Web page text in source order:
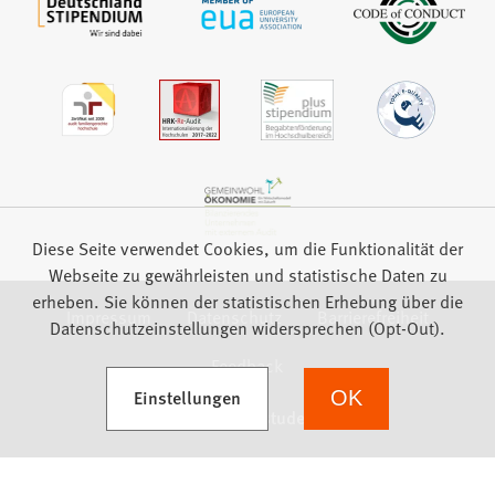
Impressum Datenschutz
Barrierefreiheit
Feedback
Diese Seite verwendet Cookies, um die Funktionalität der
Webseite zu gewährleisten und statistische Daten zu
erheben. Sie können der statistischen Erhebung über die
Datenschutzeinstellungen widersprechen (Opt-Out).
Einstellungen
(Öffnet in einem neuen Tab) OK